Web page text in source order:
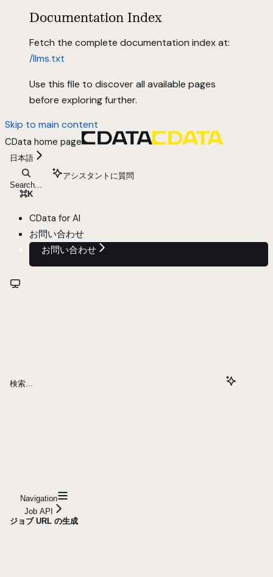
Documentation Index
Fetch the complete documentation index at:
/llms.txt
Use this file to discover all available pages
before exploring further.
Skip to main content
CData home page
日本語
Search...
⌘K
アシスタントに質問
CData for AI
お問い合わせ
お問い合わせ
検索...
Navigation
Job API
ジョブ URL の生成